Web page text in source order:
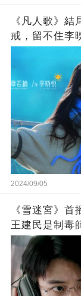
《凡人歌》
戒，留不住李
2024/09/05
《雪迷宮》首
王建民是制毒